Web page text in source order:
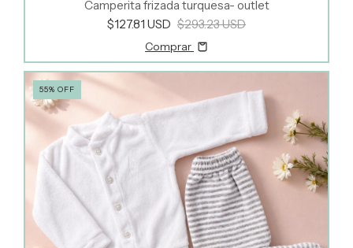
Camperita frizada turquesa- outlet
$127.81 USD $293.23 USD
Comprar
55% OFF